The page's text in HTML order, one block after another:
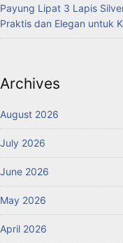
Payung Lipat 3 Lapis
Praktis dan Elegan untuk
Archives
August 2026
July 2026
June 2026
May 2026
April 2026